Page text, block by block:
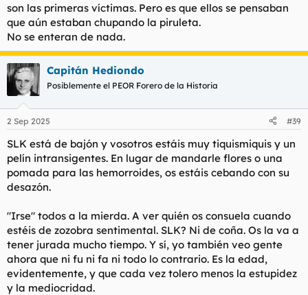
La subnormalidad de Occidente. Hemos sido educados como
hemos sido educados. En el mundo la piruleta.
son las primeras víctimas. Pero es que ellos se pensaban
que aún estaban chupando la piruleta.
No se enteran de nada.
Capitán Hediondo
Posiblemente el PEOR Forero de la Historia
2 Sep 2025 #39
SLK está de bajón y vosotros estáis muy tiquismiquis y un
pelín intransigentes. En lugar de mandarle flores o una
pomada para las hemorroides, os estáis cebando con su
desazón.
"Irse" todos a la mierda. A ver quién os consuela cuando
estéis de zozobra sentimental. SLK? Ni de coña. Os la va a
tener jurada mucho tiempo. Y sí, yo también veo gente
ahora que ni fu ni fa ni todo lo contrario. Es la edad,
evidentemente, y que cada vez tolero menos la estupidez
y la mediocridad.